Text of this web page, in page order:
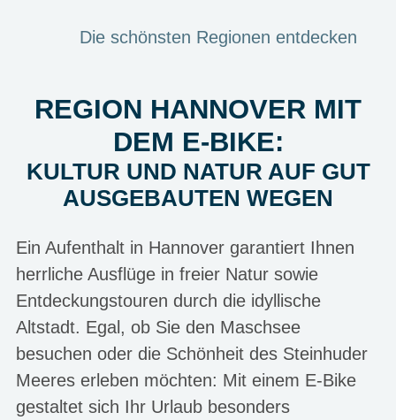
Die schönsten Regionen entdecken
REGION HANNOVER MIT
DEM E-BIKE:
KULTUR UND NATUR AUF GUT
AUSGEBAUTEN WEGEN
Ein Aufenthalt in Hannover garantiert Ihnen
herrliche Ausflüge in freier Natur sowie
Entdeckungstouren durch die idyllische
Altstadt. Egal, ob Sie den Maschsee
besuchen oder die Schönheit des Steinhuder
Meeres erleben möchten: Mit einem E-Bike
gestaltet sich Ihr Urlaub besonders